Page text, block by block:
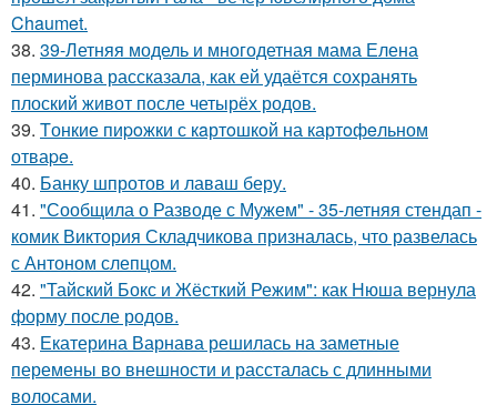
Chaumet.
38. 39-Летняя модель и многодетная мама Елена
перминова рассказала, как ей удаётся сохранять
плоский живот после четырёх родов.
39. Tонкие пиpoжки с кaртoшкoй на картoфeльном
отваpe.
40. Банку шпротов и лаваш беру.
41. "Сообщила о Разводе с Мужем" - 35-летняя стендап -
комик Виктория Складчикова призналась, что развелась
с Антоном слепцом.
42. "Тайский Бокс и Жёсткий Режим": как Нюша вернула
форму после родов.
43. Екатерина Варнава решилась на заметные
перемены во внешности и рассталась с длинными
волосами.